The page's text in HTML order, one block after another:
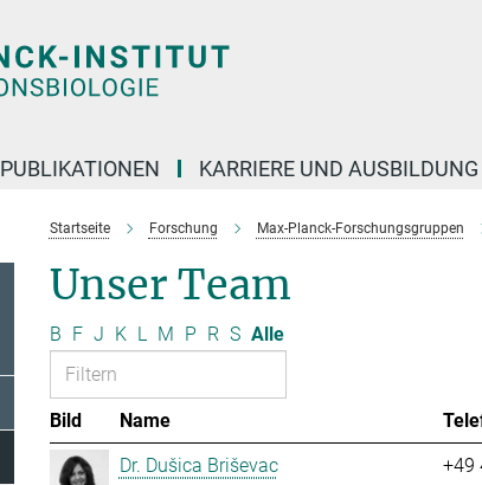
PUBLIKATIONEN KARRIERE UND AUSBILDUNG
Startseite Forschung Max-Planck-Forschungsgruppen
Unser Team
B F J K L M P R S Alle
Bild Name
Dr. Dušica Briševac
+49